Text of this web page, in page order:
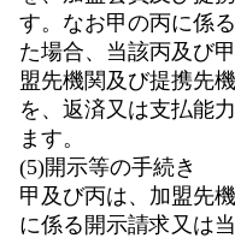
す。なお甲の丙に係
た場合、当該丙及び
盟先機関及び提携先
を、返済又は支払能
ます。
(5)開示等の手続き
甲及び丙は、加盟先
に係る開示請求又は